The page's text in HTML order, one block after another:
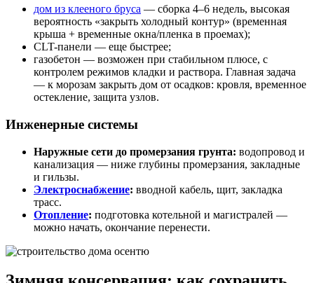
дом из клееного бруса — сборка 4–6 недель, высокая
вероятность «закрыть холодный контур» (временная
крыша + временные окна/пленка в проемах);
CLT-панели — еще быстрее;
газобетон — возможен при стабильном плюсе, с
контролем режимов кладки и раствора. Главная задача
— к морозам закрыть дом от осадков: кровля, временное
остекление, защита узлов.
Инженерные системы
Наружные сети до промерзания грунта: водопровод и
канализация — ниже глубины промерзания, закладные
и гильзы.
Электроснабжение: вводной кабель, щит, закладка
трасс.
Отопление: подготовка котельной и магистралей —
можно начать, окончание перенести.